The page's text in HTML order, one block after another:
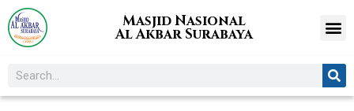
Masjid Nasional
Al Akbar Surabaya